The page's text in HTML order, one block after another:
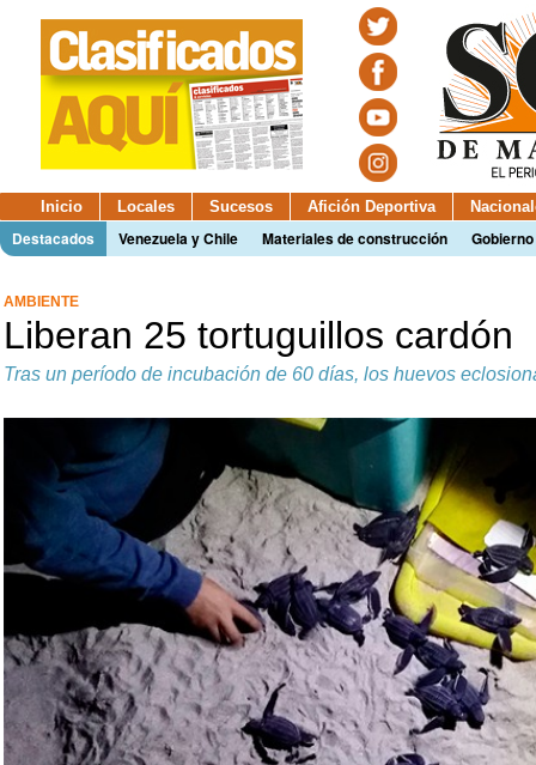
Inicio Locales Sucesos Afición Deportiva
Destacados Venezuela y Chile Materiales de construcción
AMBIENTE
Liberan 25 tortuguillos cardón
Tras un período de incubación de 60 días, los huevos